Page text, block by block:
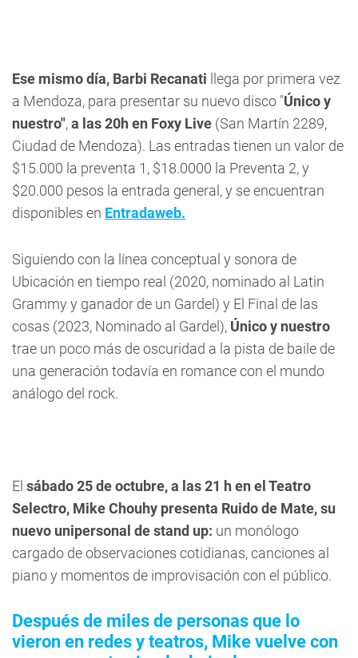
Ese mismo día, Barbi Recanati llega por primera vez
a Mendoza, para presentar su nuevo disco "Único y
nuestro",a las 20h en Foxy Live (San Martín 2289,
Ciudad de Mendoza). Las entradas tienen un valor de
$15.000 la preventa 1, $18.0000 la Preventa 2, y
$20.000 pesos la entrada general, y se encuentran
disponibles en Entradaweb.
Siguiendo con la línea conceptual y sonora de
Ubicación en tiempo real (2020, nominado al Latin
Grammy y ganador de un Gardel) y El Final de las
cosas (2023, Nominado al Gardel), Único y nuestro
trae un poco más de oscuridad a la pista de baile de
una generación todavía en romance con el mundo
análogo del rock.
El sábado 25 de octubre, a las 21 h en el Teatro
Selectro, Mike Chouhy presenta Ruido de Mate, su
nuevo unipersonal de stand up: un monólogo
cargado de observaciones cotidianas, canciones al
piano y momentos de improvisación con el público.
Después de miles de personas que lo
vieron en redes y teatros, Mike vuelve con